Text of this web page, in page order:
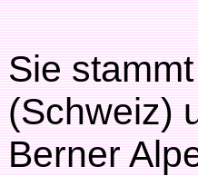
Sie
(Schweiz)
Berner